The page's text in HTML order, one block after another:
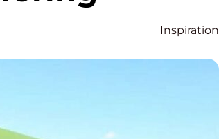
Inspiration